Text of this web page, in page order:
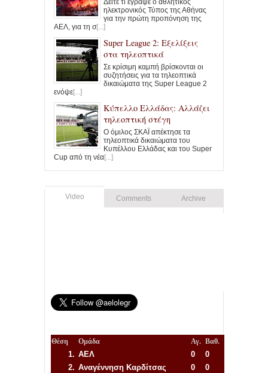
Δείτε τι έγραψε ο αθλητικός
ηλεκτρονικός Τύπος της Αθήνας
για την πρώτη προπόνηση της
ΑΕΛ, για τη σ[...]
Super League 2: Εξελίξεις
στα τηλεοπτικά
Σε κρίσιμη καμπή βρίσκονται οι
συζητήσεις για τα τηλεοπτικά
δικαιώματα της Super League 2
ενόψε[...]
Κύπελλο Ελλάδας: Αλλάζει
τηλεοπτική στέγη
Ο όμιλος ΣΚΑΪ απέκτησε τα
τηλεοπτικά δικαιώματα του
Κυπέλλου Ελλάδας και του Super
Cup από τη νέα[...]
Video Comments Archive
Θέση Ομάδα Αγ. Βαθ.
1. ΑΕΛ 0
0
2. Αναγέννηση Καρδίτσας 0
0